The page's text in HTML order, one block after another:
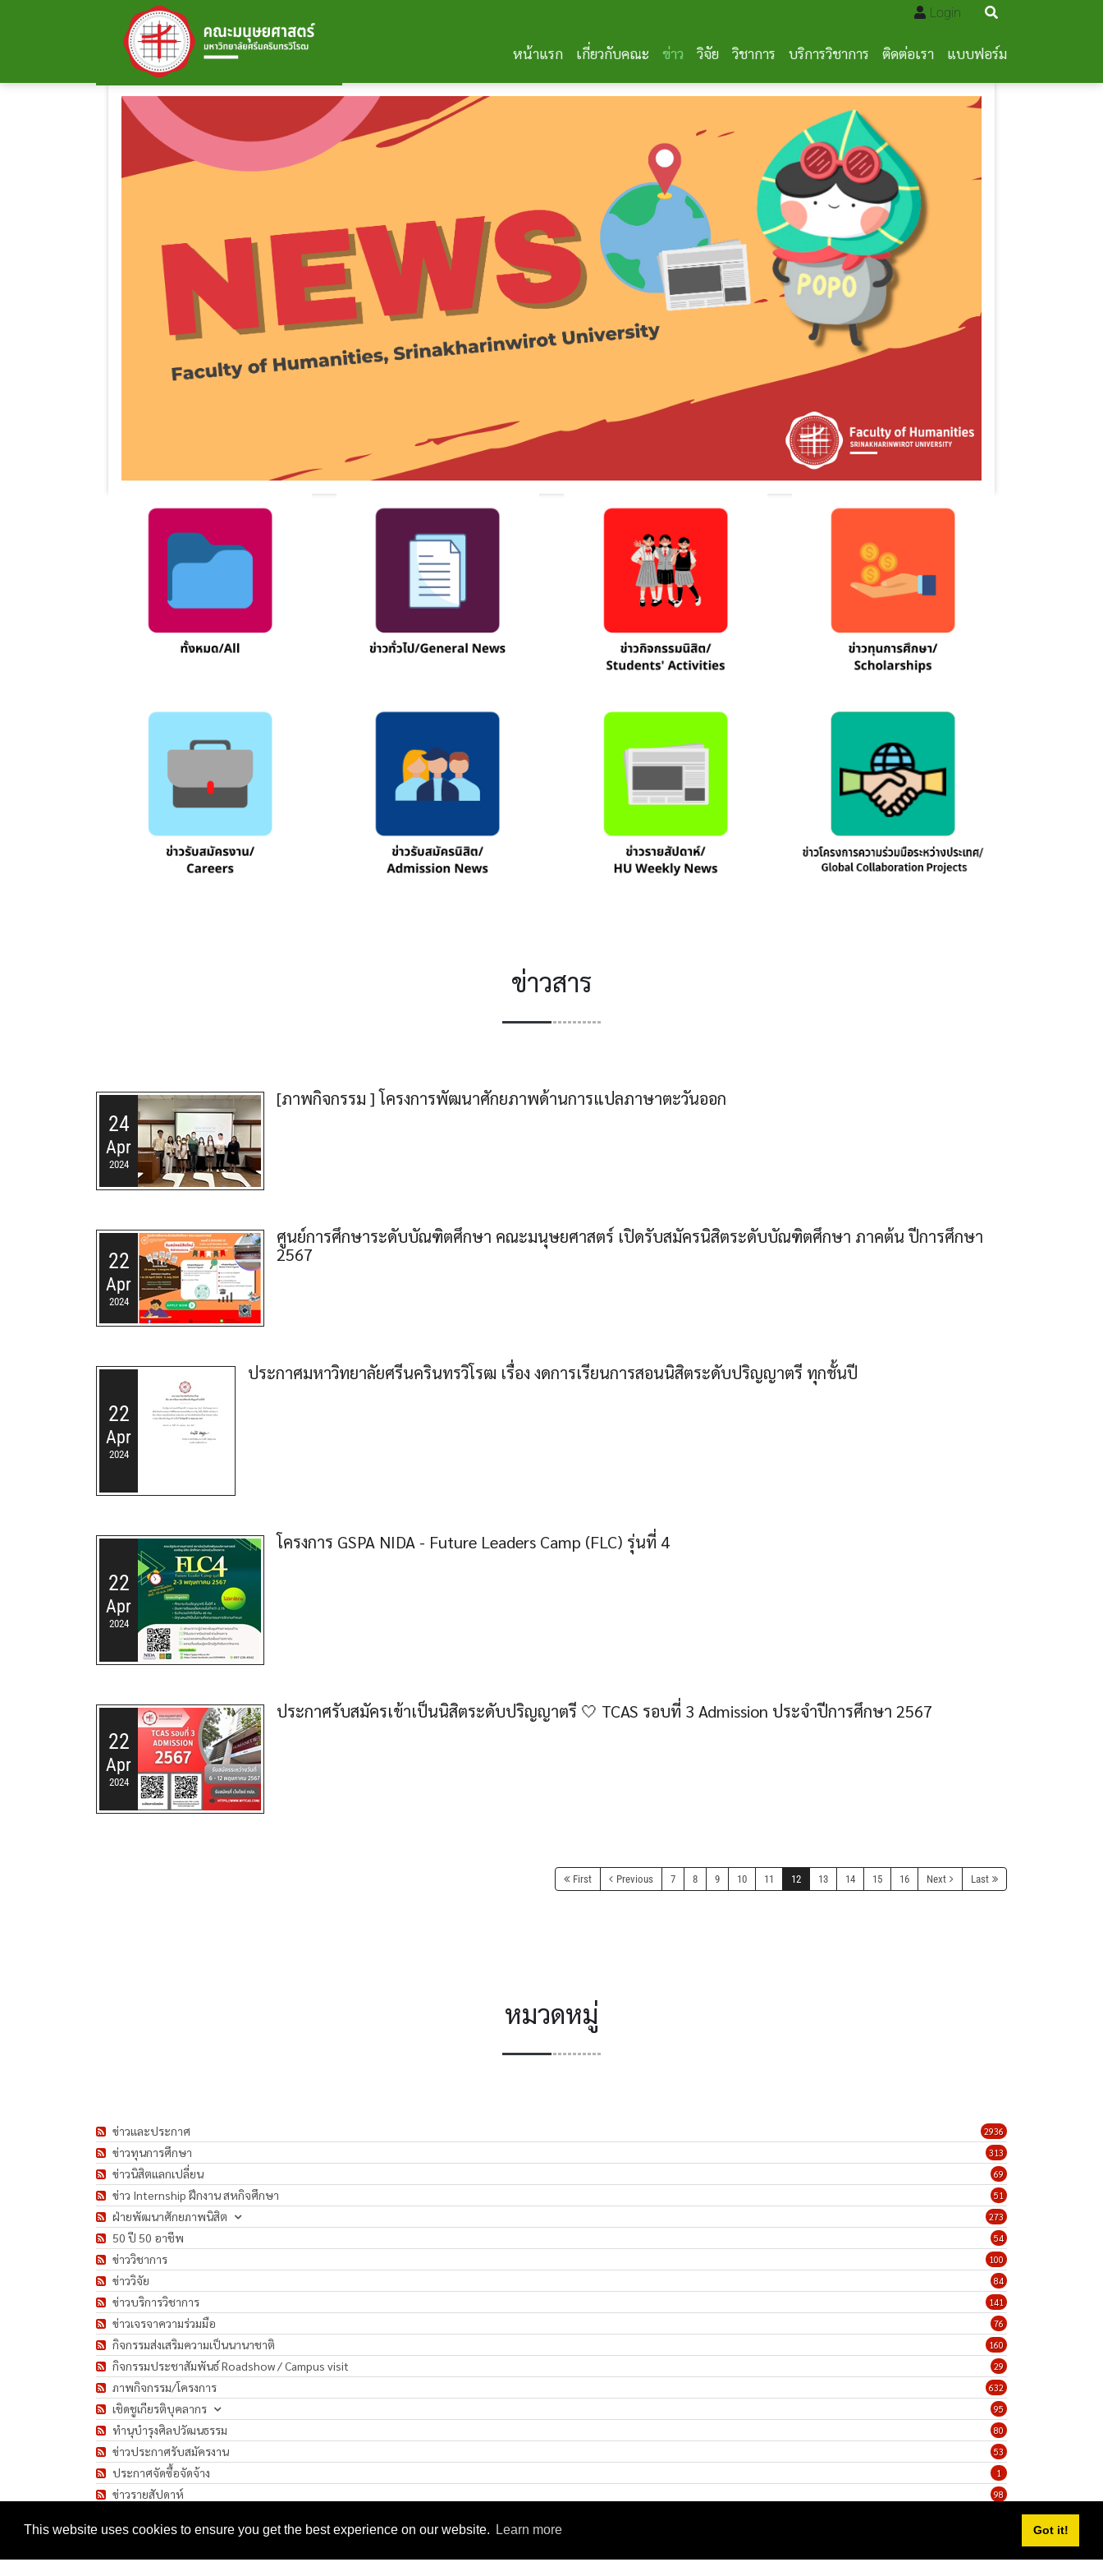
This website uses cookies to ensure you get the best experience on our website. Learn more Got it!
Login
หน้าแรก เกี่ยวกับคณะ ข่าว วิจัย วิชาการ บริการวิชาการ ติดต่อเรา แบบฟอร์ม
ข่าวสาร
24
Apr
2024
[ภาพกิจกรรม ] โครงการพัฒนาศักยภาพด้านการแปลภาษาตะวันออก
22
Apr
2024
ศูนย์การศึกษาระดับบัณฑิตศึกษา คณะมนุษยศาสตร์ เปิดรับสมัครนิสิตระดับบัณฑิตศึกษา ภาคต้น ปีการศึกษา
2567
22
Apr
2024
ประกาศมหาวิทยาลัยศรีนครินทรวิโรฒ เรื่อง งดการเรียนการสอนนิสิตระดับปริญญาตรี ทุกชั้นปี
22
Apr
2024
โครงการ GSPA NIDA - Future Leaders Camp (FLC) รุ่นที่ 4
22
Apr
2024
ประกาศรับสมัครเข้าเป็นนิสิตระดับปริญญาตรี 🤍 TCAS รอบที่ 3 Admission ประจำปีการศึกษา 2567
First Previous 7 8 9 10 11 12 13 14 15 16 Next Last
หมวดหมู่
2936
ข่าวและประกาศ
313
ข่าวทุนการศึกษา
69
ข่าวนิสิตแลกเปลี่ยน
51
ข่าว Internship ฝึกงาน สหกิจศึกษา
273
ฝ่ายพัฒนาศักยภาพนิสิต
54
50 ปี 50 อาชีพ
100
ข่าววิชาการ
84
ข่าววิจัย
141
ข่าวบริการวิชาการ
76
ข่าวเจรจาความร่วมมือ
160
กิจกรรมส่งเสริมความเป็นนานาชาติ
29
กิจกรรมประชาสัมพันธ์ Roadshow / Campus visit
632
ภาพกิจกรรม/โครงการ
95
เชิดชูเกียรติบุคลากร
80
ทำนุบำรุงศิลปวัฒนธรรม
53
ข่าวประกาศรับสมัครงาน
1
ประกาศจัดซื้อจัดจ้าง
98
ข่าวรายสัปดาห์